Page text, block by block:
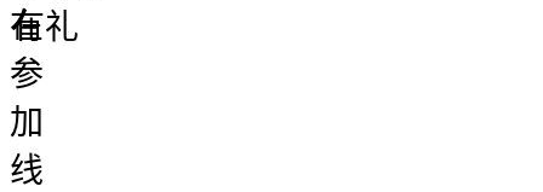
在
参
加
线
有礼